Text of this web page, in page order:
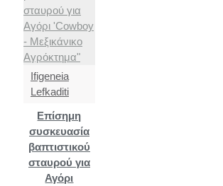
Ifigeneia
Lefkaditi
Επίσημη
συσκευασία
βαπτιστικού
σταυρού για
Αγόρι